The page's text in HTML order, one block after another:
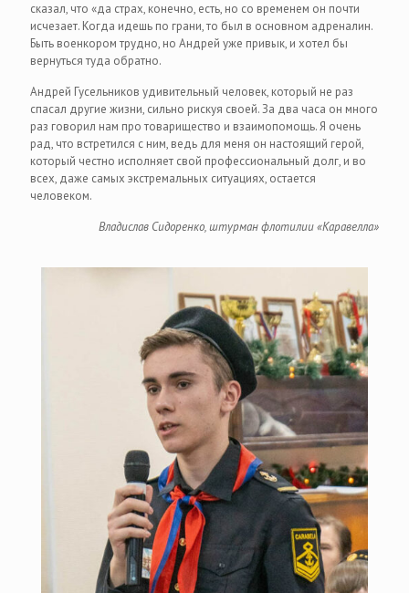
сказал, что «да страх, конечно, есть, но со временем он почти
исчезает. Когда идешь по грани, то был в основном адреналин.
Быть военкором трудно, но Андрей уже привык, и хотел бы
вернуться туда обратно.
Андрей Гусельников удивительный человек, который не раз
спасал другие жизни, сильно рискуя своей. За два часа он много
раз говорил нам про товарищество и взаимопомощь. Я очень
рад, что встретился с ним, ведь для меня он настоящий герой,
который честно исполняет свой профессиональный долг, и во
всех, даже самых экстремальных ситуациях, остается
человеком.
Владислав Сидоренко, штурман флотилии «Каравелла»